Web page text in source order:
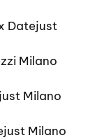
Datejust
Milano
Milano
Milano